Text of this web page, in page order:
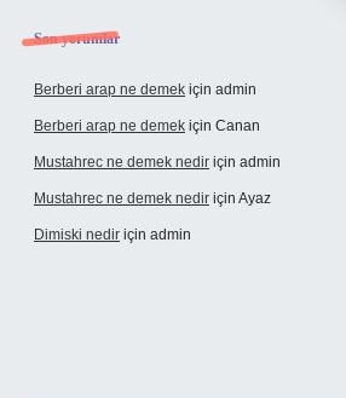
Son yorumlar
Berberi arap ne demek için admin
Berberi arap ne demek için Canan
Mustahrec ne demek nedir için admin
Mustahrec ne demek nedir için Ayaz
Dimiski nedir için admin